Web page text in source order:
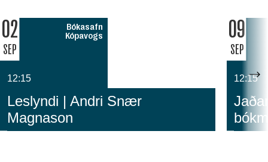
02
SEP
Bókasafn
Kópavogs
12:15
Leslyndi | Andri Snær
Magnason
09
SEP
12:15